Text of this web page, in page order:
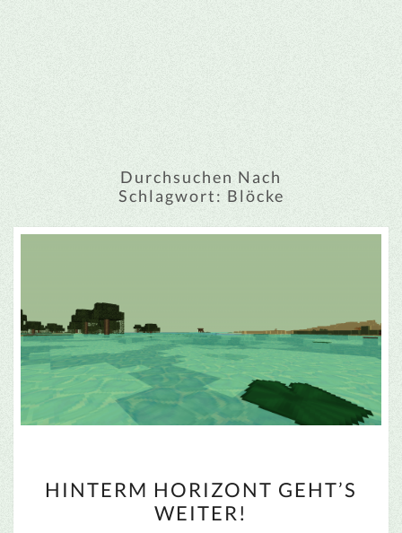
Durchsuchen Nach
Schlagwort: Blöcke
HORIZONT
GEHT’S
HINTERM HORIZONT GEHT’S
WEITER!